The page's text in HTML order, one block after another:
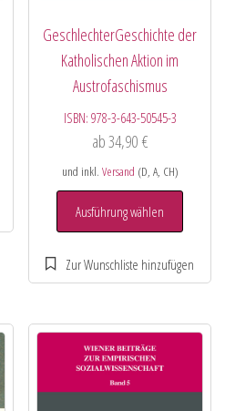
GeschlechterGeschichte der
Katholischen Aktion im
Austrofaschismus
ISBN: 978-3-643-50545-3
ab34,90 €
und inkl. Versand (D, A, CH)
Ausführung wählen